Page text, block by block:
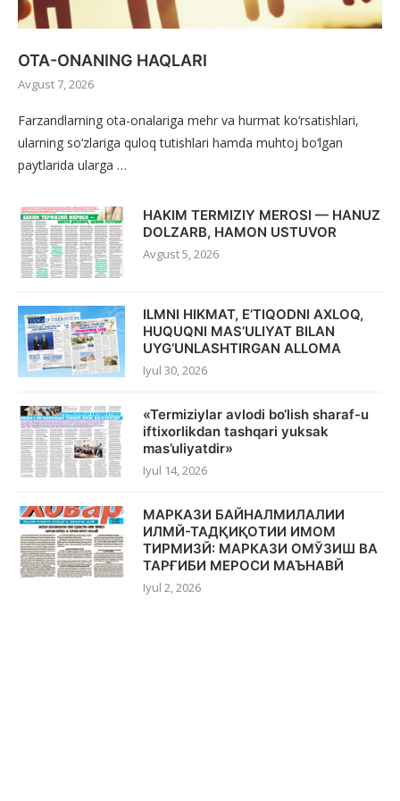
OTA-ONANING HAQLARI
Avgust 7, 2026
Farzandlarning ota-onalariga mehr va hurmat ko‘rsatishlari,
ularning so‘zlariga quloq tutishlari hamda muhtoj bo‘lgan
paytlarida ularga …
HAKIM TERMIZIY MEROSI — HANUZ
DOLZARB, HAMON USTUVOR
Avgust 5, 2026
ILMNI HIKMAT, E’TIQODNI AXLOQ,
HUQUQNI MAS’ULIYAT BILAN
UYG‘UNLASHTIRGAN ALLOMA
Iyul 30, 2026
«Termiziylar avlodi bo‘lish sharaf-u
iftixorlikdan tashqari yuksak
mas’uliyatdir»
Iyul 14, 2026
МАРКАЗИ БАЙНАЛМИЛАЛИИ
ИЛМЙ-ТАДҚИҚОТИИ ИМОМ
ТИРМИЗЙ: МАРКАЗИ ОМЎЗИШ ВА
ТАРҒИБИ МЕРОСИ МАЪНАВЙ
Iyul 2, 2026